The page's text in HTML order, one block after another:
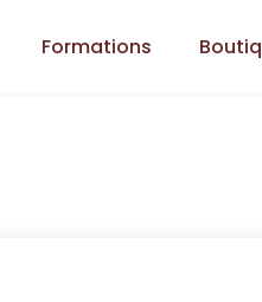
Formations